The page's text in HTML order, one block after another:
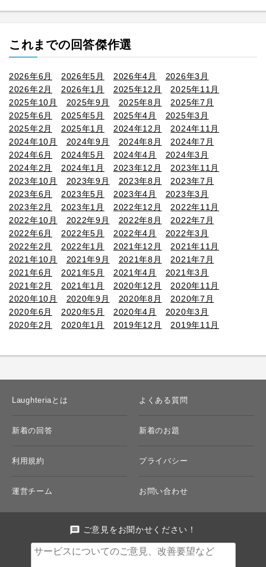
これまでの回答傑作選
2026年6月 2026年5月 2026年4月
2026年3月
2026年2月
2026年1月 2025年12月
2025年11月
2025年10月
2025年9月 2025年8月
2025年7月
2025年6月
2025年5月 2025年4月
2025年3月
2025年2月
2025年1月 2024年12月
2024年11月
2024年10月
2024年9月 2024年8月
2024年7月
2024年6月
2024年5月 2024年4月
2024年3月
2024年2月
2024年1月 2023年12月
2023年11月
2023年10月
2023年9月 2023年8月
2023年7月
2023年6月
2023年5月 2023年4月
2023年3月
2023年2月
2023年1月 2022年12月
2022年11月
2022年10月
2022年9月 2022年8月
2022年7月
2022年6月
2022年5月 2022年4月
2022年3月
2022年2月
2022年1月 2021年12月
2021年11月
2021年10月
2021年9月 2021年8月
2021年7月
2021年6月
2021年5月 2021年4月
2021年3月
2021年2月
2021年1月 2020年12月
2020年11月
2020年10月
2020年9月 2020年8月
2020年7月
2020年6月
2020年5月 2020年4月
2020年3月
2020年2月
2020年1月 2019年12月 2019年11月
Laughteriaとは よくある質問
新着の回答 新着のお題
利用規約 プライバシー
運営チーム お問い合わせ
message ご意見をお聞かせください！